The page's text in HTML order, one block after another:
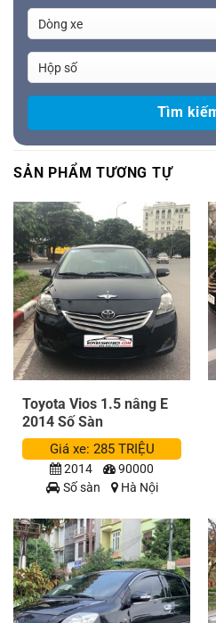
SẢN PHẨM TƯƠNG TỰ
Toyota Vios 1.5 nâng E
2014 Số Sàn
Giá xe: 285 TRIỆU
2014
90000
Số sàn
Hà Nội